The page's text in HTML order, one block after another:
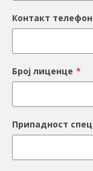
Контакт телефон
Број лиценце *
Припадност